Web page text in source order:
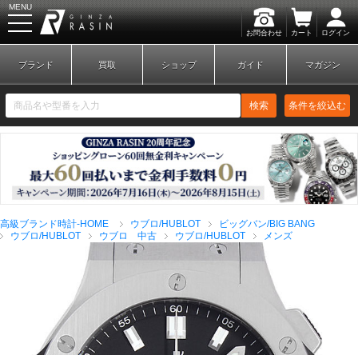
お問合わせ カート ログイン
MENU
新規会員登録 ログイン
ブランドから探す
ブランド 買取 ショップ ガイド マガジン
検索 条件を絞込む
高級ブランド時計-HOME ウブロ/HUBLOT
ビッグバン/BIG BANG
ウブロ/HUBLOT
ウブロ 中古 ウブロ/HUBLOT メンズ